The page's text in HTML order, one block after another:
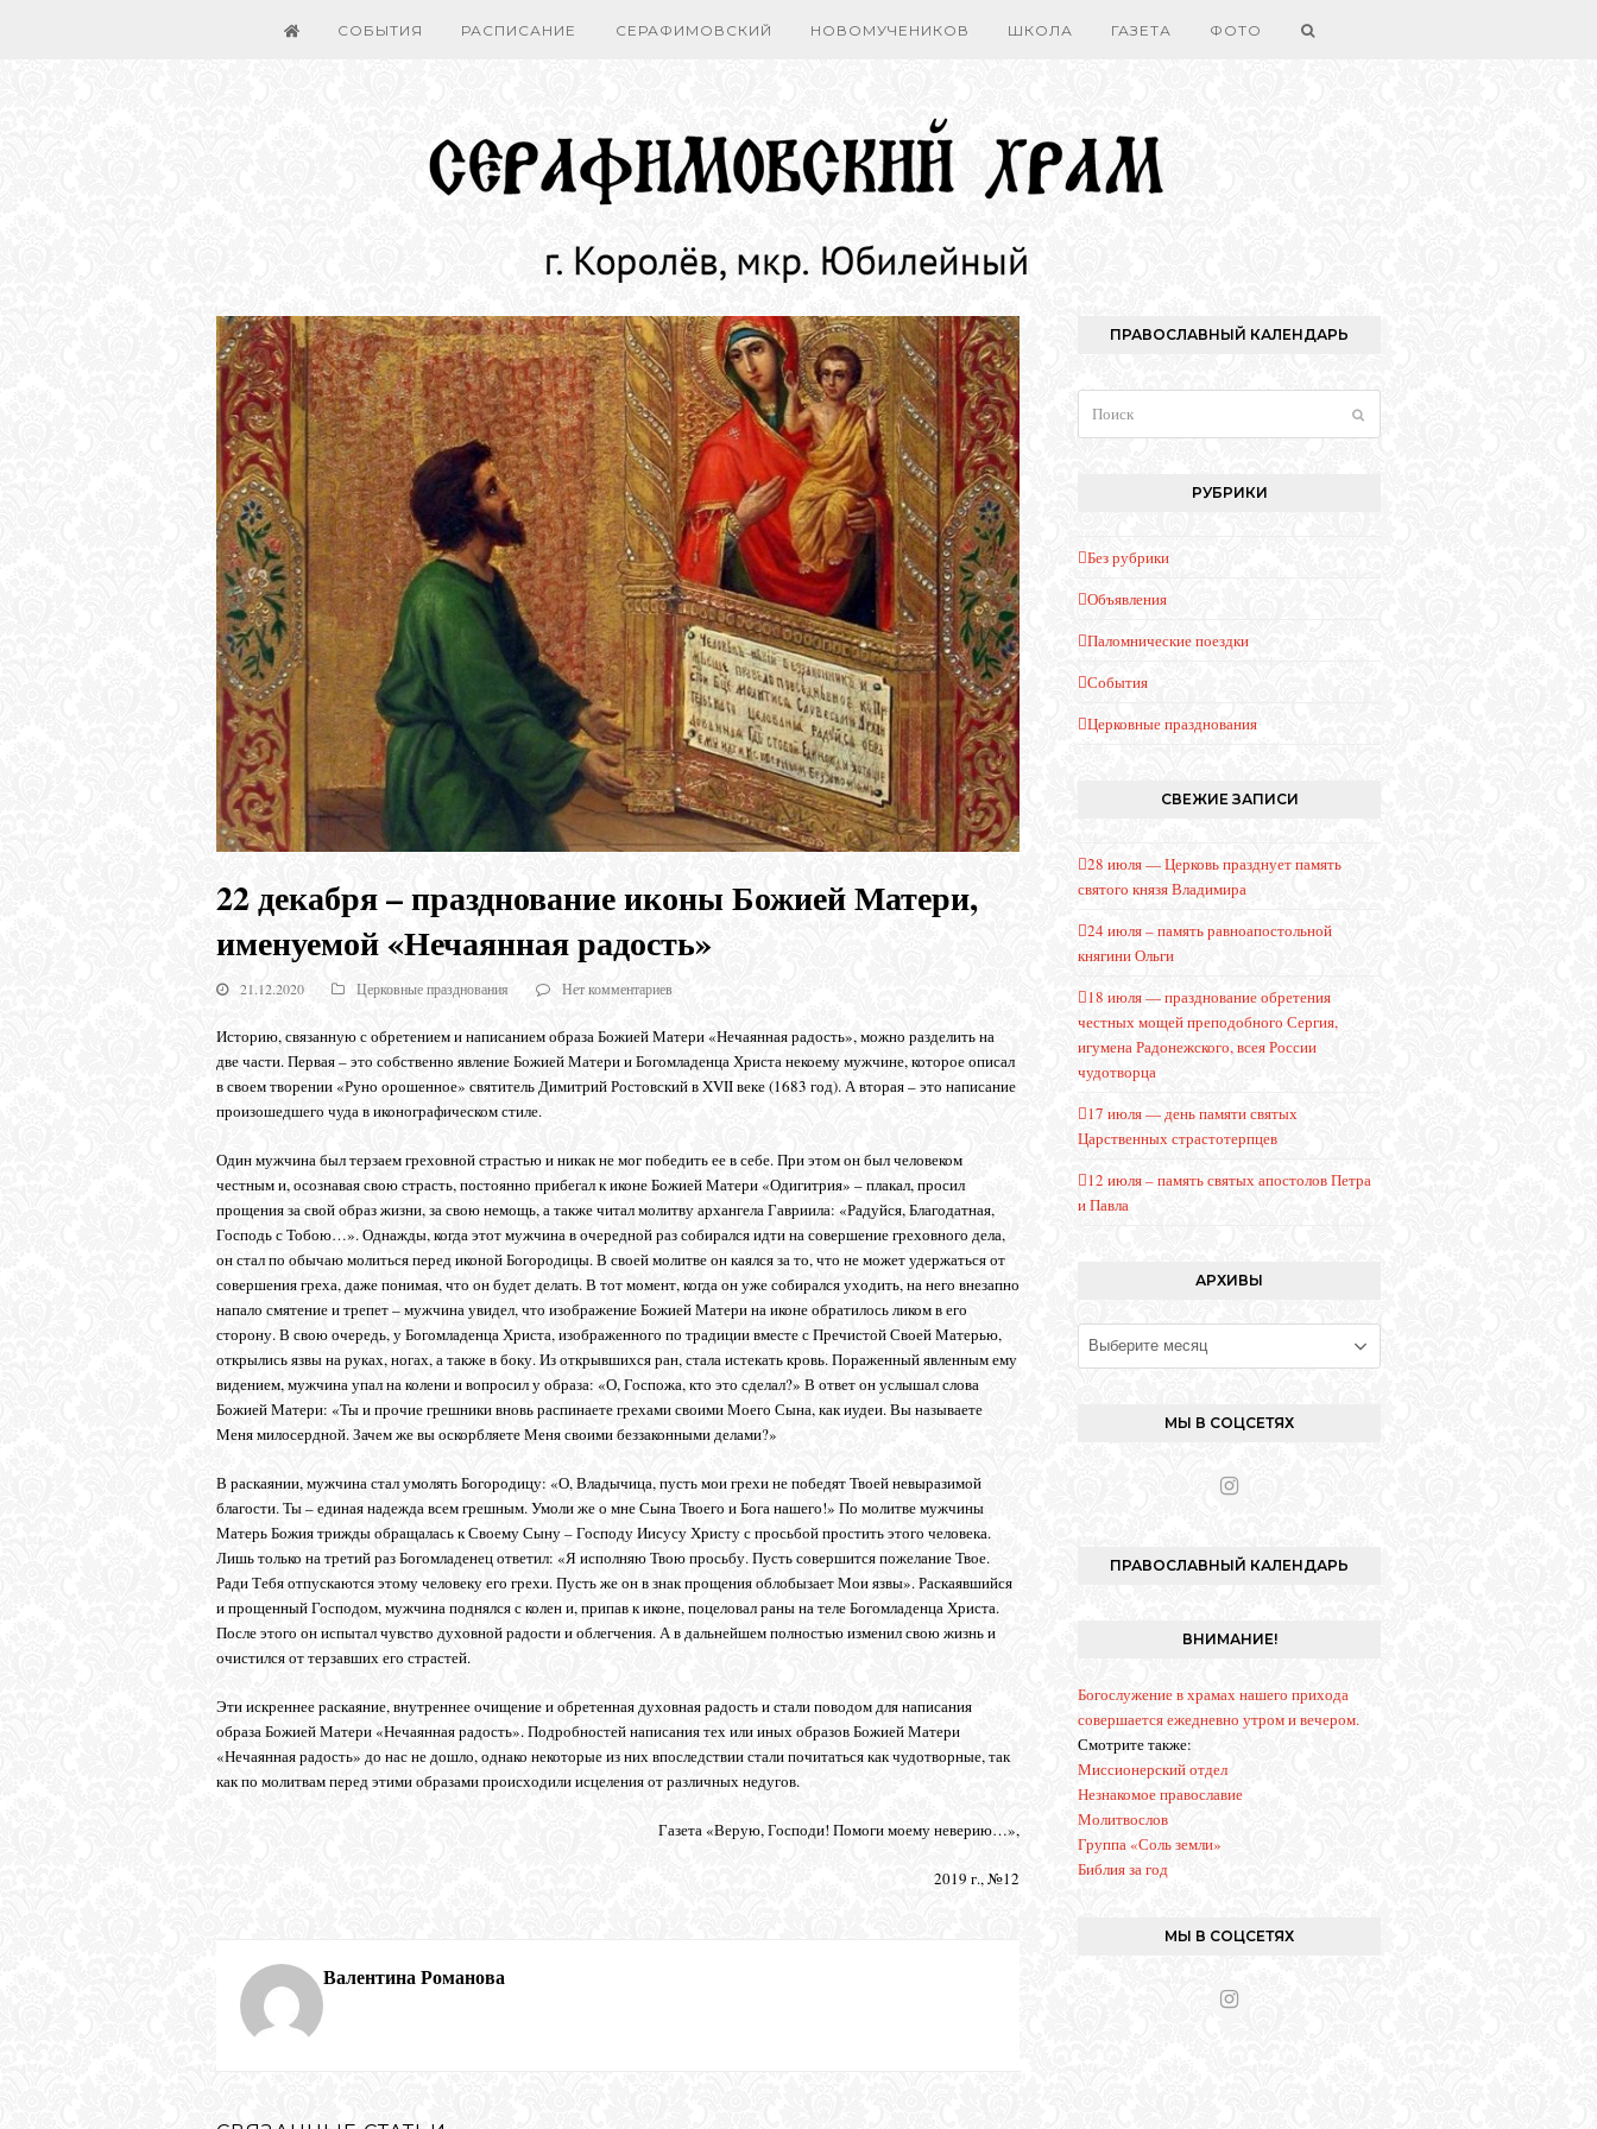
СОБЫТИЯ РАСПИСАНИЕ СЕРАФИМОВСКИЙ НОВОМУЧЕНИКОВ ШКОЛА ГАЗЕТА ФОТО
22 декабря – празднование иконы Божией Матери,
именуемой «Нечаянная радость»
21.12.2020 Церковные празднования Нет комментариев
Историю, связанную с обретением и написанием образа Божией Матери «Нечаянная радость», можно разделить на
две части. Первая – это собственно явление Божией Матери и Богомладенца Христа некоему мужчине, которое описал
в своем творении «Руно орошенное» святитель Димитрий Ростовский в XVII веке (1683 год). А вторая – это написание
произошедшего чуда в иконографическом стиле.
Один мужчина был терзаем греховной страстью и никак не мог победить ее в себе. При этом он был человеком
честным и, осознавая свою страсть, постоянно прибегал к иконе Божией Матери «Одигитрия» – плакал, просил
прощения за свой образ жизни, за свою немощь, а также читал молитву архангела Гавриила: «Радуйся, Благодатная,
Господь с Тобою…». Однажды, когда этот мужчина в очередной раз собирался идти на совершение греховного дела,
он стал по обычаю молиться перед иконой Богородицы. В своей молитве он каялся за то, что не может удержаться от
совершения греха, даже понимая, что он будет делать. В тот момент, когда он уже собирался уходить, на него внезапно
напало смятение и трепет – мужчина увидел, что изображение Божией Матери на иконе обратилось ликом в его
сторону. В свою очередь, у Богомладенца Христа, изображенного по традиции вместе с Пречистой Своей Матерью,
открылись язвы на руках, ногах, а также в боку. Из открывшихся ран, стала истекать кровь. Пораженный явленным ему
видением, мужчина упал на колени и вопросил у образа: «О, Госпожа, кто это сделал?» В ответ он услышал слова
Божией Матери: «Ты и прочие грешники вновь распинаете грехами своими Моего Сына, как иудеи. Вы называете
Меня милосердной. Зачем же вы оскорбляете Меня своими беззаконными делами?»
В раскаянии, мужчина стал умолять Богородицу: «О, Владычица, пусть мои грехи не победят Твоей невыразимой
благости. Ты – единая надежда всем грешным. Умоли же о мне Сына Твоего и Бога нашего!» По молитве мужчины
Матерь Божия трижды обращалась к Своему Сыну – Господу Иисусу Христу с просьбой простить этого человека.
Лишь только на третий раз Богомладенец ответил: «Я исполняю Твою просьбу. Пусть совершится пожелание Твое.
Ради Тебя отпускаются этому человеку его грехи. Пусть же он в знак прощения облобызает Мои язвы». Раскаявшийся
и прощенный Господом, мужчина поднялся с колен и, припав к иконе, поцеловал раны на теле Богомладенца Христа.
После этого он испытал чувство духовной радости и облегчения. А в дальнейшем полностью изменил свою жизнь и
очистился от терзавших его страстей.
Эти искреннее раскаяние, внутреннее очищение и обретенная духовная радость и стали поводом для написания
образа Божией Матери «Нечаянная радость». Подробностей написания тех или иных образов Божией Матери
«Нечаянная радость» до нас не дошло, однако некоторые из них впоследствии стали почитаться как чудотворные, так
как по молитвам перед этими образами происходили исцеления от различных недугов.
Газета «Верую, Господи! Помоги моему неверию…»,
2019 г., №12
Валентина Романова
ПРАВОСЛАВНЫЙ КАЛЕНДАРЬ
РУБРИКИ
Без рубрики
Объявления
Паломнические поездки
События
Церковные празднования
СВЕЖИЕ ЗАПИСИ
28 июля — Церковь празднует память
святого князя Владимира
24 июля – память равноапостольной
княгини Ольги
18 июля — празднование обретения
честных мощей преподобного Сергия,
игумена Радонежского, всея России
чудотворца
17 июля — день памяти святых
Царственных страстотерпцев
12 июля – память святых апостолов Петра
и Павла
АРХИВЫ
Архивы
МЫ В СОЦСЕТЯХ
I
t
a
ПРАВОСЛАВНЫЙ КАЛЕНДАРЬ
ВНИМАНИЕ!
Богослужение в храмах нашего прихода
совершается ежедневно утром и вечером.
Смотрите также:
Миссионерский отдел
Незнакомое православие
Молитвослов
Группа «Соль земли»
Библия за год
МЫ В СОЦСЕТЯХ
I